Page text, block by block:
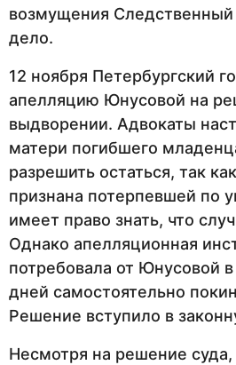
возмущения
дело.
12 ноября Петербургский
апелляцию Юнусовой на
выдворении. Адвокаты
матери погибшего
разрешить остаться, так
признана потерпевшей по
имеет право знать, что
Однако апелляционная
потребовала от Юнусовой
дней самостоятельно
Решение вступило в
Несмотря на решение